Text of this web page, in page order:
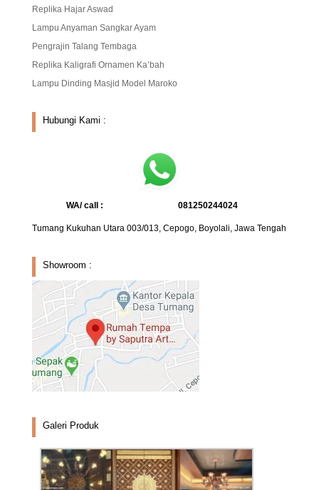
Replika Hajar Aswad
Lampu Anyaman Sangkar Ayam
Pengrajin Talang Tembaga
Replika Kaligrafi Ornamen Ka’bah
Lampu Dinding Masjid Model Maroko
Hubungi Kami :
WA/ call : 081250244024
Tumang Kukuhan Utara 003/013, Cepogo, Boyolali, Jawa Tengah
Showroom :
Galeri Produk